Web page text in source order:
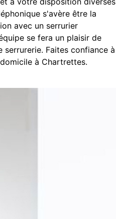
s'avère être la
avec un serrurier
se fera un plaisir de
Faites confiance à
à Chartrettes.